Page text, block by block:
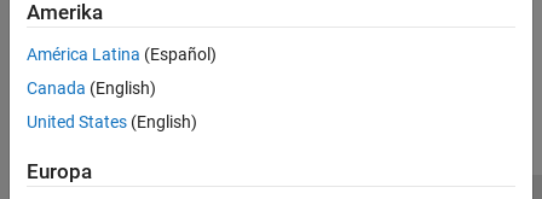
Amerika
América Latina (Español)
Canada (English)
United States (English)
Europa